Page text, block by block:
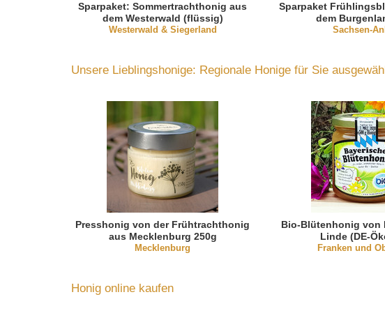
Sparpaket: Sommertrachthonig aus
dem Westerwald (flüssig)
Westerwald & Siegerland
Sparpaket
dem
Sachsen-
Unsere Lieblingshonige: Regionale Honige für Sie
Presshonig von der Frühtrachthonig
aus Mecklenburg 250g
Mecklenburg
Bio-Blütenhonig von
Linde (DE-
Franken und
Honig online kaufen